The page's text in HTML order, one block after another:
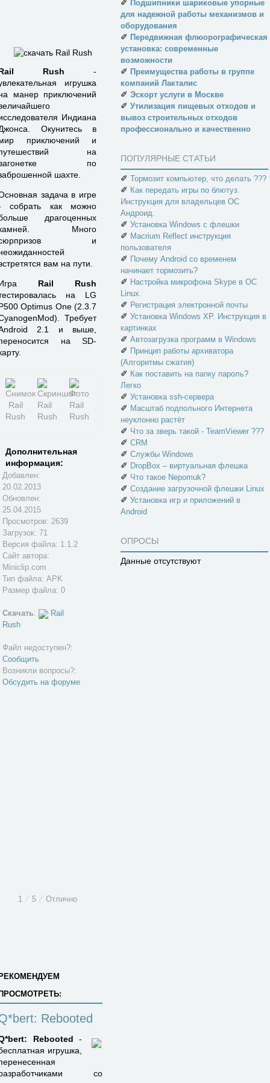
Rush -
игрушка
манер приключений
Индиана
Окунитесь в
приключений и
на
по
шахте.
задача в игре
собрать как можно
драгоценных
Много
и
вам на пути.
Rail Rush
на LG
Optimus One (2.3.7
Требует
2.1 и выше,
на SD-
Дополнительная
информация:
Добавлен:
20.02.2013
Обновлен:
25.04.2015
Просмотров: 2639
Загрузок: 71
Версия файла: 1.1.2
Сайт автора:
Miniclip.com
Тип файла: APK
Размер файла: 0
Скачать:
Rail
Rush
Файл недоступен?:
Сообщить
Возникли вопросы?:
Обсудить на форуме
1 ⁄ 5 ⁄ Отлично
Rebooted
Rebooted -
игрушка,
со
✐ Подшипники шариковые упорные
для надежной работы механизмов и
оборудования
✐ Передвижная флюорографическая
установка: современные
возможности
✐ Преимущества работы в группе
компаний Лакталис
✐ Эскорт услуги в Москве
✐ Утилизация пищевых отходов и
вывоз строительных отходов
профессионально и качественно
ПОПУЛЯРНЫЕ СТАТЬИ
✐ Тормозит компьютер, что делать ???
✐ Как передать игры по блютуз.
Инструкция для владельцев ОС
Андроид.
✐ Установка Windows с флешки
✐ Macrium Reflect инструкция
пользователя
✐ Почему Android со временем
начинает тормозить?
✐ Настройка микрофона Skype в ОС
Linux.
✐ Регистрация электронной почты
✐ Установка Windows XP. Инструкция в
картинках
✐ Автозагрузка программ в Windows
✐ Принцип работы архиватора
(Алгоритмы сжатия)
✐ Как поставить на папку пароль?
Легко
✐ Установка ssh-сервера
✐ Масштаб подпольного Интернета
неуклонно растёт
✐ Что за зверь такой - TeamViewer ???
✐ CRM
✐ Службы Windows
✐ DropBox – виртуальная флешка
✐ Что такое Nepomuk?
✐ Создание загрузочной флешки Linux
✐ Установка игр и приложений в
Android
ОПРОСЫ
Данные отсутствуют